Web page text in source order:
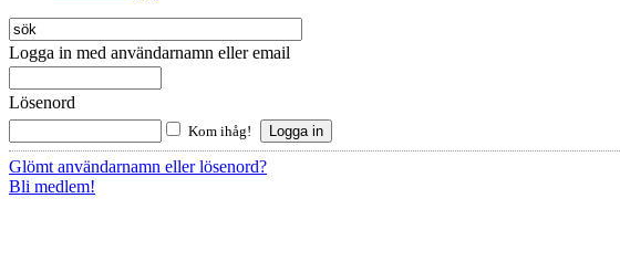
Logga in med användarnamn eller email
Lösenord
Kom ihåg!
Glömt användarnamn eller lösenord?
Bli medlem!